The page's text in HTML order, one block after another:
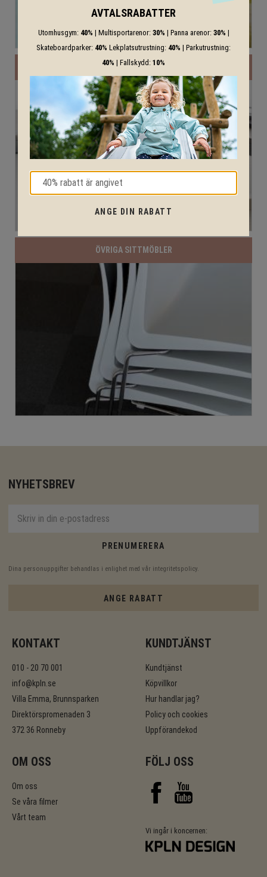
FÖRVARING
ÖVRIGA SITTMÖBLER
NYHETSBREV
PRENUMERERA
Dina personuppgifter behandlas i enlighet med vår integritetspolicy
ANGE RABATT
KONTAKT
010 - 20 70 001
info@kpln.se
Villa Emma, Brunnsparken
Direktörspromenaden 3
372 36 Ronneby
KUNDTJÄNST
Kundtjänst
Köpvillkor
Hur handlar jag?
Policy och cookies
Uppförandekod
OM OSS
Om oss
Se våra filmer
Vårt team
FÖLJ OSS
Vi ingår i koncernen:
AVTALSRABATTER
Utomhusgym: 40% | Multisportarenor: 30% | Panna arenor: 30% |
Skateboardparker: 40% Lekplatsutrustning: 40% | Parkutrustning:
40% | Fallskydd: 10%
ANGE DIN RABATT